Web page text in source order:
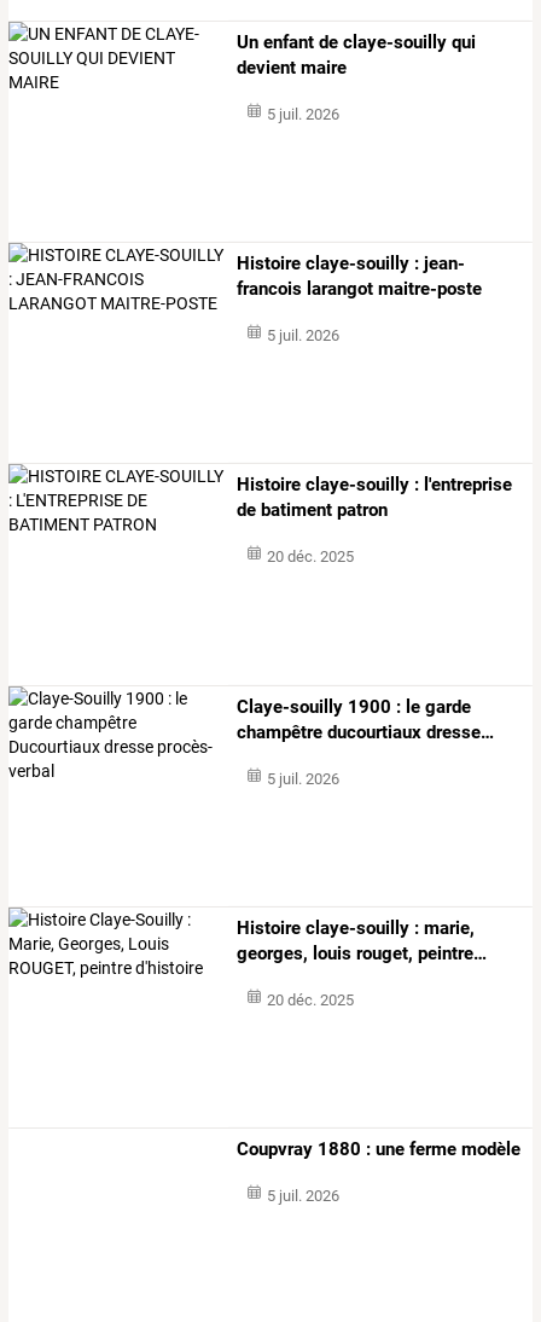
Un enfant de claye-souilly qui
devient maire
5 juil. 2026
Histoire claye-souilly : jean-
francois larangot maitre-poste
5 juil. 2026
Histoire claye-souilly : l'entreprise
de batiment patron
20 déc. 2025
Claye-souilly 1900 : le garde
champêtre ducourtiaux dresse…
5 juil. 2026
Histoire claye-souilly : marie,
georges, louis rouget, peintre…
20 déc. 2025
Coupvray 1880 : une ferme modèle
5 juil. 2026